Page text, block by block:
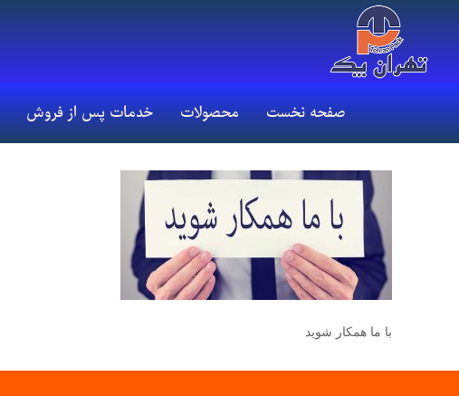
صفحه نخست محصولات خدمات پس از فروش
با ما همکار شوید